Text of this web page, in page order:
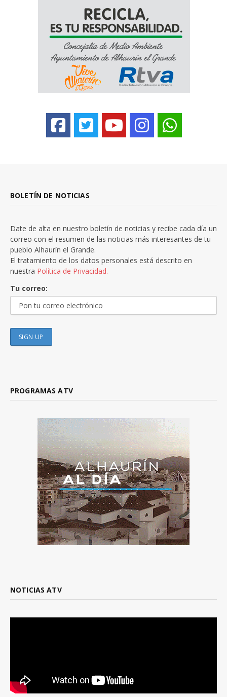
BOLETÍN DE NOTICIAS
Date de alta en nuestro boletín de noticias y recibe cada día un
correo con el resumen de las noticias más interesantes de tu
pueblo Alhaurín el Grande.
El tratamiento de los datos personales está descrito en
nuestra Política de Privacidad.
Tu correo:
PROGRAMAS ATV
NOTICIAS ATV